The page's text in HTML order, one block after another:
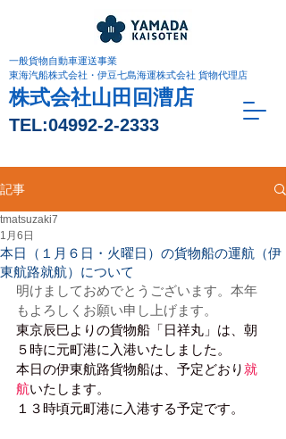
株式会社山田回漕店
TEL:04992-2-2333
一般貨物自動車運送事業
東海汽船株式会社・伊豆七島海運株式会社 貨物代理店
記事
本日（１月６日・火曜日）の貨物船の運航（伊
東航路就航）について
tmatsuzaki7
1月6日
明けましておめでとうございます。本年
もよろしくお願い申し上げます。
東京辰巳よりの貨物船「日祥丸」は、朝
５時に元町港に入港いたしました。
本日の伊東航路貨物船は、予定どおり就
航いたします。
１３時頃元町港に入港する予定です。